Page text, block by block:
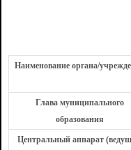
Наименование органа/
Глава муниципального
образования
Центральный аппарат